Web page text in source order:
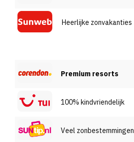
Heerlijke zonvakanties
Premium resorts
100% kindvriendelijk
Veel zonbestemmingen